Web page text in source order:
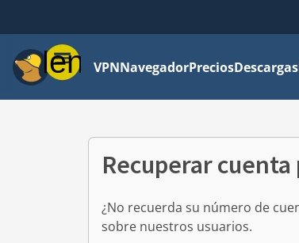
MenúVPNNavegadorPreciosDescargas
Recuperar
¿No recuerda su número de
sobre nuestros usuarios.